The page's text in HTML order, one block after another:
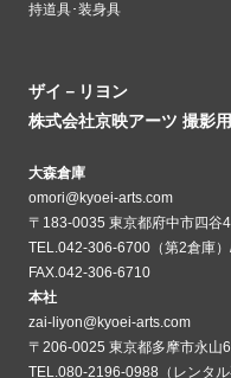
持道具･装身具
ザイ－リヨン
株式会社京映アーツ 撮影
大森倉庫
omori@kyoei-arts.com
〒183-0035 東京都府中市四谷
TEL.042-306-6700（第2倉庫
FAX.042-306-6710
本社
zai-liyon@kyoei-arts.com
〒206-0025 東京都多摩市永山
TEL.080-2196-0988（レンタル